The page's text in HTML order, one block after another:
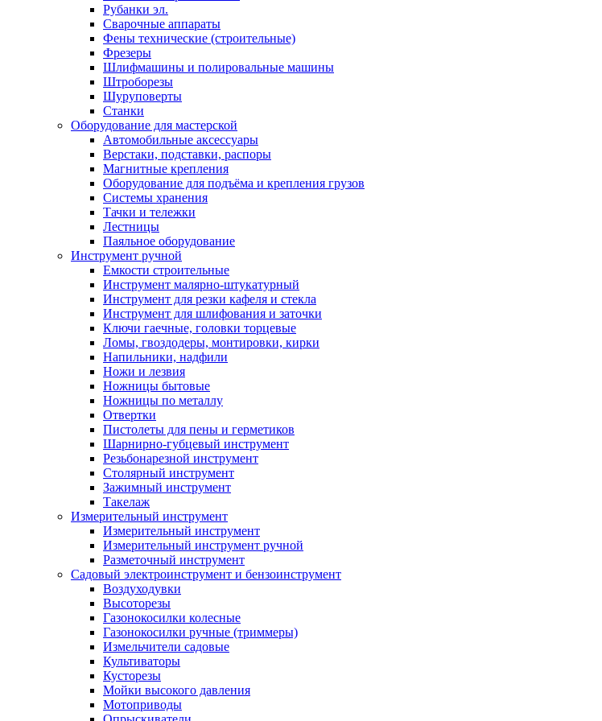
Рубанки эл.
Сварочные аппараты
Фены технические (строительные)
Фрезеры
Шлифмашины и полировальные машины
Штроборезы
Шуруповерты
Станки
Оборудование для мастерской
Автомобильные аксессуары
Верстаки, подставки, распоры
Магнитные крепления
Оборудование для подъёма и крепления грузов
Системы хранения
Тачки и тележки
Лестницы
Паяльное оборудование
Инструмент ручной
Емкости строительные
Инструмент малярно-штукатурный
Инструмент для резки кафеля и стекла
Инструмент для шлифования и заточки
Ключи гаечные, головки торцевые
Ломы, гвоздодеры, монтировки, кирки
Напильники, надфили
Ножи и лезвия
Ножницы бытовые
Ножницы по металлу
Отвертки
Пистолеты для пены и герметиков
Шарнирно-губцевый инструмент
Резьбонарезной инструмент
Столярный инструмент
Зажимный инструмент
Такелаж
Измерительный инструмент
Измерительный инструмент
Измерительный инструмент ручной
Разметочный инструмент
Садовый электроинструмент и бензоинструмент
Воздуходувки
Высоторезы
Газонокосилки колесные
Газонокосилки ручные (триммеры)
Измельчители садовые
Культиваторы
Кусторезы
Мойки высокого давления
Мотоприводы